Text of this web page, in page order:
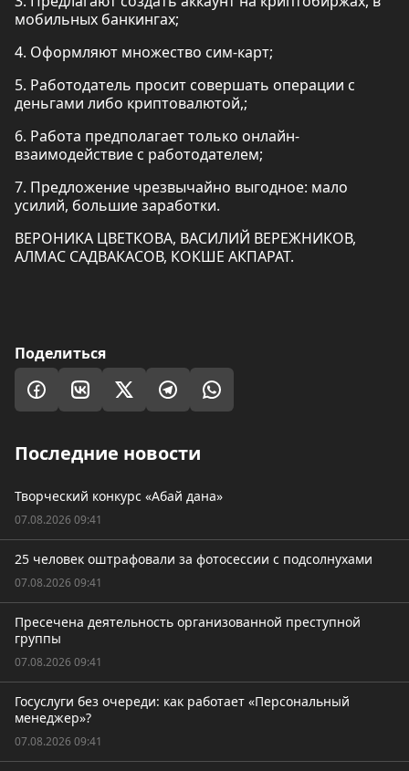
мобильных банкингах;
4. Оформляют множество сим-карт;
5. Работодатель просит совершать операции с
деньгами либо криптовалютой,;
6. Работа предполагает только онлайн-
взаимодействие с работодателем;
7. Предложение чрезвычайно выгодное: мало
усилий, большие заработки.
ВЕРОНИКА ЦВЕТКОВА, ВАСИЛИЙ ВЕРЕЖНИКОВ,
АЛМАС САДВАКАСОВ, КОКШЕ АКПАРАТ.
Поделиться
Последние новости
Творческий конкурс «Абай дана»
07.08.2026 09:41
25 человек оштрафовали за фотосессии с подсолнухами
07.08.2026 09:41
Пресечена деятельность организованной преступной
группы
07.08.2026 09:41
Госуслуги без очереди: как работает «Персональный
менеджер»?
07.08.2026 09:41